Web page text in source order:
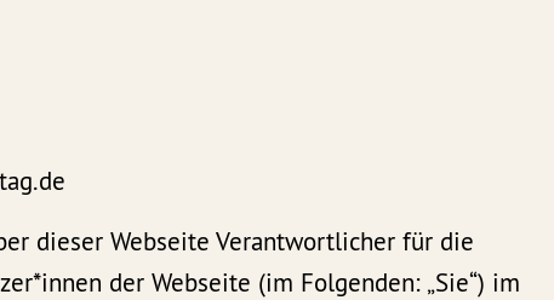
dieser Webseite Verantwortlicher für die
der Webseite (im Folgenden: „Sie“) im